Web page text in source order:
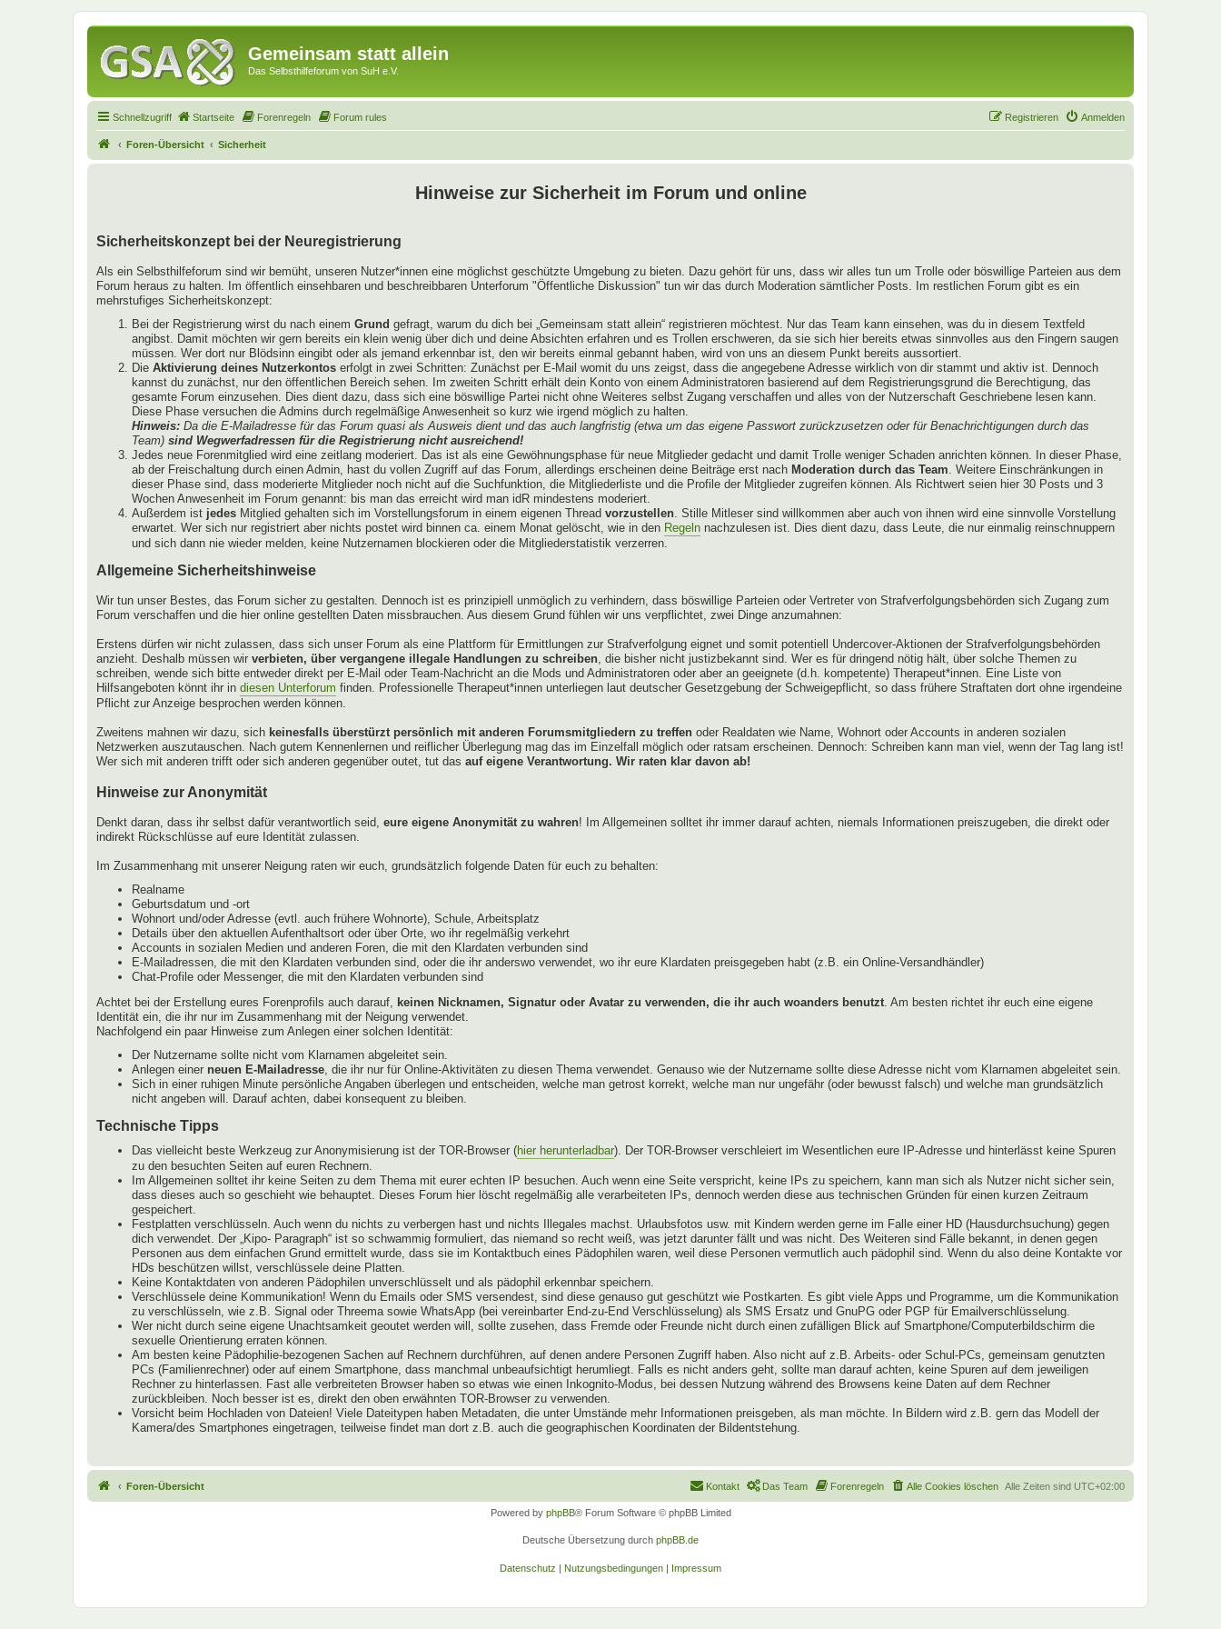
Gemeinsam statt allein
Das Selbsthilfeforum von SuH e.V.
Schnellzugriff Startseite Forenregeln Forum rules Anmelden
Registrieren
Foren-Übersicht Sicherheit
Hinweise zur Sicherheit im Forum und online
Sicherheitskonzept bei der Neuregistrierung
Als ein Selbsthilfeforum sind wir bemüht, unseren Nutzer*innen eine möglichst geschützte Umgebung zu bieten. Dazu gehört für uns, dass wir alles tun um Trolle oder böswillige Parteien aus dem
Forum heraus zu halten. Im öffentlich einsehbaren und beschreibbaren Unterforum "Öffentliche Diskussion" tun wir das durch Moderation sämtlicher Posts. Im restlichen Forum gibt es ein
mehrstufiges Sicherheitskonzept:
Bei der Registrierung wirst du nach einem Grund gefragt, warum du dich bei „Gemeinsam statt allein“ registrieren möchtest. Nur das Team kann einsehen, was du in diesem Textfeld
angibst. Damit möchten wir gern bereits ein klein wenig über dich und deine Absichten erfahren und es Trollen erschweren, da sie sich hier bereits etwas sinnvolles aus den Fingern saugen
müssen. Wer dort nur Blödsinn eingibt oder als jemand erkennbar ist, den wir bereits einmal gebannt haben, wird von uns an diesem Punkt bereits aussortiert.
Die Aktivierung deines Nutzerkontos erfolgt in zwei Schritten: Zunächst per E-Mail womit du uns zeigst, dass die angegebene Adresse wirklich von dir stammt und aktiv ist. Dennoch
kannst du zunächst, nur den öffentlichen Bereich sehen. Im zweiten Schritt erhält dein Konto von einem Administratoren basierend auf dem Registrierungsgrund die Berechtigung, das
gesamte Forum einzusehen. Dies dient dazu, dass sich eine böswillige Partei nicht ohne Weiteres selbst Zugang verschaffen und alles von der Nutzerschaft Geschriebene lesen kann.
Diese Phase versuchen die Admins durch regelmäßige Anwesenheit so kurz wie irgend möglich zu halten.
Hinweis: Da die E-Mailadresse für das Forum quasi als Ausweis dient und das auch langfristig (etwa um das eigene Passwort zurückzusetzen oder für Benachrichtigungen durch das
Team) sind Wegwerfadressen für die Registrierung nicht ausreichend!
Jedes neue Forenmitglied wird eine zeitlang moderiert. Das ist als eine Gewöhnungsphase für neue Mitglieder gedacht und damit Trolle weniger Schaden anrichten können. In dieser Phase,
ab der Freischaltung durch einen Admin, hast du vollen Zugriff auf das Forum, allerdings erscheinen deine Beiträge erst nach Moderation durch das Team . Weitere Einschränkungen in
dieser Phase sind, dass moderierte Mitglieder noch nicht auf die Suchfunktion, die Mitgliederliste und die Profile der Mitglieder zugreifen können. Als Richtwert seien hier 30 Posts und 3
Wochen Anwesenheit im Forum genannt: bis man das erreicht wird man idR mindestens moderiert.
Außerdem ist jedes Mitglied gehalten sich im Vorstellungsforum in einem eigenen Thread vorzustellen . Stille Mitleser sind willkommen aber auch von ihnen wird eine sinnvolle Vorstellung
erwartet. Wer sich nur registriert aber nichts postet wird binnen ca. einem Monat gelöscht, wie in den Regeln nachzulesen ist. Dies dient dazu, dass Leute, die nur einmalig reinschnuppern
und sich dann nie wieder melden, keine Nutzernamen blockieren oder die Mitgliederstatistik verzerren.
Allgemeine Sicherheitshinweise
Wir tun unser Bestes, das Forum sicher zu gestalten. Dennoch ist es prinzipiell unmöglich zu verhindern, dass böswillige Parteien oder Vertreter von Strafverfolgungsbehörden sich Zugang zum
Forum verschaffen und die hier online gestellten Daten missbrauchen. Aus diesem Grund fühlen wir uns verpflichtet, zwei Dinge anzumahnen:
Erstens dürfen wir nicht zulassen, dass sich unser Forum als eine Plattform für Ermittlungen zur Strafverfolgung eignet und somit potentiell Undercover-Aktionen der Strafverfolgungsbehörden
anzieht. Deshalb müssen wir verbieten, über vergangene illegale Handlungen zu schreiben , die bisher nicht justizbekannt sind. Wer es für dringend nötig hält, über solche Themen zu
schreiben, wende sich bitte entweder direkt per E-Mail oder Team-Nachricht an die Mods und Administratoren oder aber an geeignete (d.h. kompetente) Therapeut*innen. Eine Liste von
Hilfsangeboten könnt ihr in diesen Unterforum finden. Professionelle Therapeut*innen unterliegen laut deutscher Gesetzgebung der Schweigepflicht, so dass frühere Straftaten dort ohne irgendeine
Pflicht zur Anzeige besprochen werden können.
Zweitens mahnen wir dazu, sich keinesfalls überstürzt persönlich mit anderen Forumsmitgliedern zu treffen oder Realdaten wie Name, Wohnort oder Accounts in anderen sozialen
Netzwerken auszutauschen. Nach gutem Kennenlernen und reiflicher Überlegung mag das im Einzelfall möglich oder ratsam erscheinen. Dennoch: Schreiben kann man viel, wenn der Tag lang ist!
Wer sich mit anderen trifft oder sich anderen gegenüber outet, tut das auf eigene Verantwortung. Wir raten klar davon ab!
Hinweise zur Anonymität
Denkt daran, dass ihr selbst dafür verantwortlich seid, eure eigene Anonymität zu wahren! Im Allgemeinen solltet ihr immer darauf achten, niemals Informationen preiszugeben, die direkt oder
indirekt Rückschlüsse auf eure Identität zulassen.
Im Zusammenhang mit unserer Neigung raten wir euch, grundsätzlich folgende Daten für euch zu behalten:
Realname
Geburtsdatum und -ort
Wohnort und/oder Adresse (evtl. auch frühere Wohnorte), Schule, Arbeitsplatz
Details über den aktuellen Aufenthaltsort oder über Orte, wo ihr regelmäßig verkehrt
Accounts in sozialen Medien und anderen Foren, die mit den Klardaten verbunden sind
E-Mailadressen, die mit den Klardaten verbunden sind, oder die ihr anderswo verwendet, wo ihr eure Klardaten preisgegeben habt (z.B. ein Online-Versandhändler)
Chat-Profile oder Messenger, die mit den Klardaten verbunden sind
Achtet bei der Erstellung eures Forenprofils auch darauf, keinen Nicknamen, Signatur oder Avatar zu verwenden, die ihr auch woanders benutzt . Am besten richtet ihr euch eine eigene
Identität ein, die ihr nur im Zusammenhang mit der Neigung verwendet.
Nachfolgend ein paar Hinweise zum Anlegen einer solchen Identität:
Der Nutzername sollte nicht vom Klarnamen abgeleitet sein.
Anlegen einer neuen E-Mailadresse, die ihr nur für Online-Aktivitäten zu diesen Thema verwendet. Genauso wie der Nutzername sollte diese Adresse nicht vom Klarnamen abgeleitet sein.
Sich in einer ruhigen Minute persönliche Angaben überlegen und entscheiden, welche man getrost korrekt, welche man nur ungefähr (oder bewusst falsch) und welche man grundsätzlich
nicht angeben will. Darauf achten, dabei konsequent zu bleiben.
Technische Tipps
Das vielleicht beste Werkzeug zur Anonymisierung ist der TOR-Browser (hier herunterladbar). Der TOR-Browser verschleiert im Wesentlichen eure IP-Adresse und hinterlässt keine Spuren
zu den besuchten Seiten auf euren Rechnern.
Im Allgemeinen solltet ihr keine Seiten zu dem Thema mit eurer echten IP besuchen. Auch wenn eine Seite verspricht, keine IPs zu speichern, kann man sich als Nutzer nicht sicher sein,
dass dieses auch so geschieht wie behauptet. Dieses Forum hier löscht regelmäßig alle verarbeiteten IPs, dennoch werden diese aus technischen Gründen für einen kurzen Zeitraum
gespeichert.
Festplatten verschlüsseln. Auch wenn du nichts zu verbergen hast und nichts Illegales machst. Urlaubsfotos usw. mit Kindern werden gerne im Falle einer HD (Hausdurchsuchung) gegen
dich verwendet. Der „Kipo- Paragraph“ ist so schwammig formuliert, das niemand so recht weiß, was jetzt darunter fällt und was nicht. Des Weiteren sind Fälle bekannt, in denen gegen
Personen aus dem einfachen Grund ermittelt wurde, dass sie im Kontaktbuch eines Pädophilen waren, weil diese Personen vermutlich auch pädophil sind. Wenn du also deine Kontakte vor
HDs beschützen willst, verschlüssele deine Platten.
Keine Kontaktdaten von anderen Pädophilen unverschlüsselt und als pädophil erkennbar speichern.
Verschlüssele deine Kommunikation! Wenn du Emails oder SMS versendest, sind diese genauso gut geschützt wie Postkarten. Es gibt viele Apps und Programme, um die Kommunikation
zu verschlüsseln, wie z.B. Signal oder Threema sowie WhatsApp (bei vereinbarter End-zu-End Verschlüsselung) als SMS Ersatz und GnuPG oder PGP für Emailverschlüsselung.
Wer nicht durch seine eigene Unachtsamkeit geoutet werden will, sollte zusehen, dass Fremde oder Freunde nicht durch einen zufälligen Blick auf Smartphone/Computerbildschirm die
sexuelle Orientierung erraten können.
Am besten keine Pädophilie-bezogenen Sachen auf Rechnern durchführen, auf denen andere Personen Zugriff haben. Also nicht auf z.B. Arbeits- oder Schul-PCs, gemeinsam genutzten
PCs (Familienrechner) oder auf einem Smartphone, dass manchmal unbeaufsichtigt herumliegt. Falls es nicht anders geht, sollte man darauf achten, keine Spuren auf dem jeweiligen
Rechner zu hinterlassen. Fast alle verbreiteten Browser haben so etwas wie einen Inkognito-Modus, bei dessen Nutzung während des Browsens keine Daten auf dem Rechner
zurückbleiben. Noch besser ist es, direkt den oben erwähnten TOR-Browser zu verwenden.
Vorsicht beim Hochladen von Dateien! Viele Dateitypen haben Metadaten, die unter Umstände mehr Informationen preisgeben, als man möchte. In Bildern wird z.B. gern das Modell der
Kamera/des Smartphones eingetragen, teilweise findet man dort z.B. auch die geographischen Koordinaten der Bildentstehung.
Foren-Übersicht Alle Zeiten sind UTC+02:00
Alle Cookies löschen
Forenregeln
Das Team
Kontakt
Powered by phpBB® Forum Software © phpBB Limited
Deutsche Übersetzung durch phpBB.de
Datenschutz | Nutzungsbedingungen | Impressum